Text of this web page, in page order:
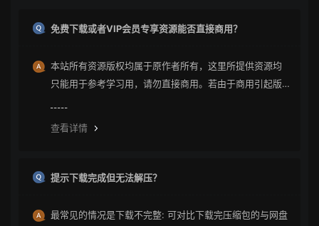
免费下载或者VIP会员专享资源能否直接商用？
本站所有资源版权均属于原作者所有，这里所提供资源均
只能用于参考学习用，请勿直接商用。若由于商用引起版
查看详情
提示下载完成但无法解压？
最常见的情况是下载不完整: 可对比下载完压缩包的与网盘